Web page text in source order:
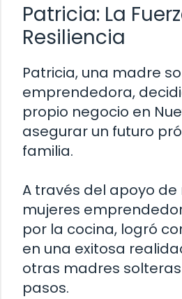
Patricia: La
Resiliencia
Patricia, una madre
emprendedora,
propio negocio en
asegurar un futuro
familia.
A través del apoyo de
mujeres
por la cocina, logró
en una exitosa
otras madres
pasos.